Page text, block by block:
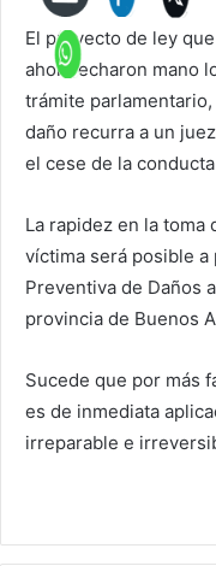
El proyecto de ley
ahora echaron mano
trámite
daño recurra a un
el cese de la
La rapidez en la toma
víctima será posible
Preventiva de Daños
provincia de Buenos
Sucede que por más
es de inmediata
irreparable e